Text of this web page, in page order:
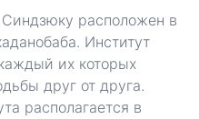
расположен в
Институт
их которых
друг от друга.
располагается в